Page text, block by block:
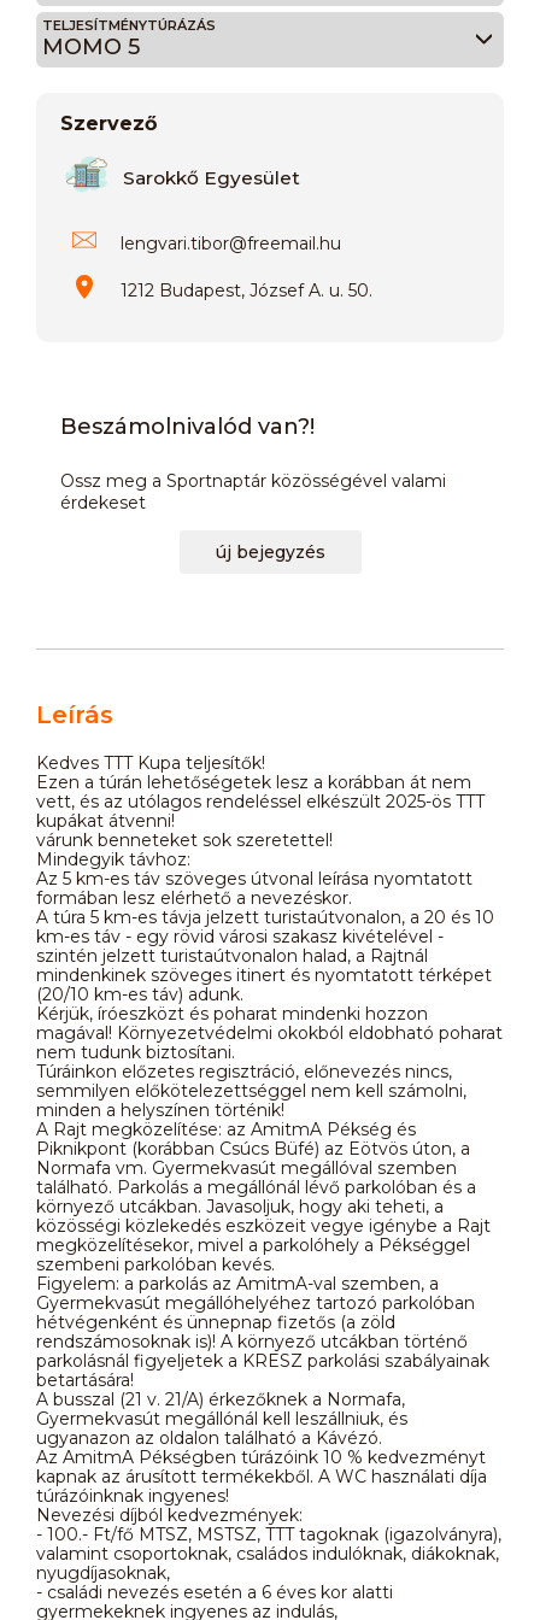
TELJESÍTMÉNYTÚRÁZÁS
MOMO 5
Szervező
Sarokkő Egyesület
lengvari.tibor@freemail.hu
1212 Budapest, József A. u. 50.
Beszámolnivalód van?!
Ossz meg a Sportnaptár közösségével valami
érdekeset
új bejegyzés
Leírás
Kedves TTT Kupa teljesítők!
Ezen a túrán lehetőségetek lesz a korábban át nem
vett, és az utólagos rendeléssel elkészült 2025-ös TTT
kupákat átvenni!
várunk benneteket sok szeretettel!
Mindegyik távhoz:
Az 5 km-es táv szöveges útvonal leírása nyomtatott
formában lesz elérhető a nevezéskor.
A túra 5 km-es távja jelzett turistaútvonalon, a 20 és 10
km-es táv - egy rövid városi szakasz kivételével -
szintén jelzett turistaútvonalon halad, a Rajtnál
mindenkinek szöveges itinert és nyomtatott térképet
(20/10 km-es táv) adunk.
Kérjük, íróeszközt és poharat mindenki hozzon
magával! Környezetvédelmi okokból eldobható poharat
nem tudunk biztosítani.
Túráinkon előzetes regisztráció, előnevezés nincs,
semmilyen előkötelezettséggel nem kell számolni,
minden a helyszínen történik!
A Rajt megközelítése: az AmitmA Pékség és
Piknikpont (korábban Csúcs Büfé) az Eötvös úton, a
Normafa vm. Gyermekvasút megállóval szemben
található. Parkolás a megállónál lévő parkolóban és a
környező utcákban. Javasoljuk, hogy aki teheti, a
közösségi közlekedés eszközeit vegye igénybe a Rajt
megközelítésekor, mivel a parkolóhely a Pékséggel
szembeni parkolóban kevés.
Figyelem: a parkolás az AmitmA-val szemben, a
Gyermekvasút megállóhelyéhez tartozó parkolóban
hétvégenként és ünnepnap fizetős (a zöld
rendszámosoknak is)! A környező utcákban történő
parkolásnál figyeljetek a KRESZ parkolási szabályainak
betartására!
A busszal (21 v. 21/A) érkezőknek a Normafa,
Gyermekvasút megállónál kell leszállniuk, és
ugyanazon az oldalon található a Kávézó.
Az AmitmA Pékségben túrázóink 10 % kedvezményt
kapnak az árusított termékekből. A WC használati díja
túrázóinknak ingyenes!
Nevezési díjból kedvezmények:
- 100.- Ft/fő MTSZ, MSTSZ, TTT tagoknak (igazolványra),
valamint csoportoknak, családos indulóknak, diákoknak,
nyugdíjasoknak,
- családi nevezés esetén a 6 éves kor alatti
gyermekeknek ingyenes az indulás,